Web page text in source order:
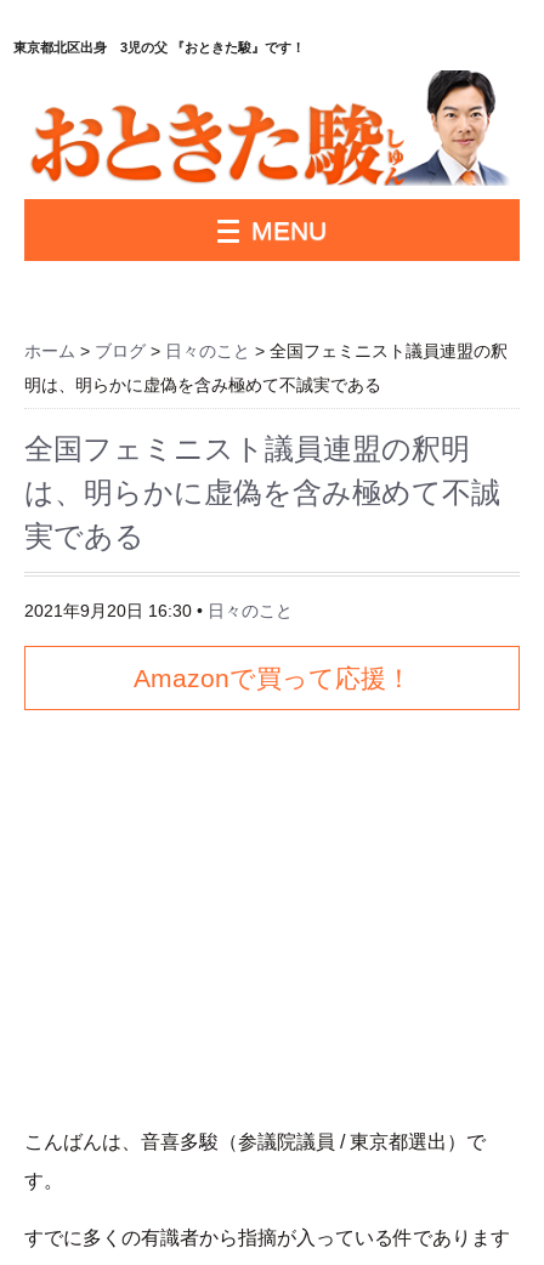
東京都北区出身 3児の父 『おときた駿』です！
MENU
ホーム > ブログ > 日々のこと > 全国フェミニスト議員連盟の釈
明は、明らかに虚偽を含み極めて不誠実である
全国フェミニスト議員連盟の釈明
は、明らかに虚偽を含み極めて不誠
実である
2021年9月20日 16:30 • 日々のこと
Amazonで買って応援！
こんばんは、音喜多駿（参議院議員 / 東京都選出）で
す。
すでに多くの有識者から指摘が入っている件であります